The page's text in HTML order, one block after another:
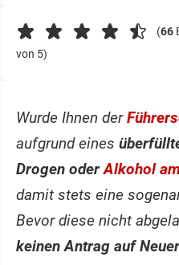
(66
von 5)
Wurde Ihnen der
aufgrund eines
Drogen oderAlkohol
damit stets eine
Bevor diese nicht
keinen Antrag auf